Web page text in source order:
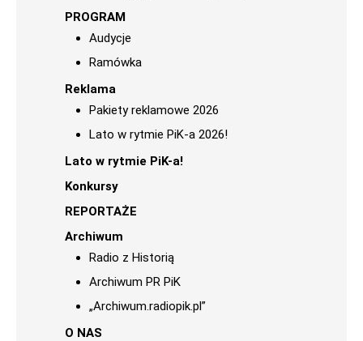
PROGRAM
Audycje
Ramówka
Reklama
Pakiety reklamowe 2026
Lato w rytmie PiK-a 2026!
Lato w rytmie PiK-a!
Konkursy
REPORTAŻE
Archiwum
Radio z Historią
Archiwum PR PiK
„Archiwum.radiopik.pl”
O NAS